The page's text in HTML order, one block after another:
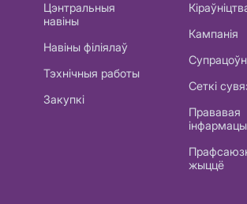
Цэнтральныя
навіны
Навіны філіялаў
Тэхнічныя работы
Закупкі
Кампанія
Сеткі
Прававая
жыццё